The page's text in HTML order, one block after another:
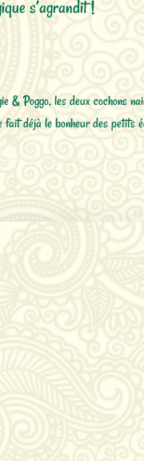
s’agrandit !
& Poggo, les deux cochons
déjà le bonheur des petits